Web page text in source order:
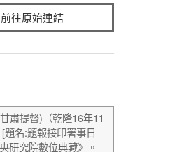
前往原始連結